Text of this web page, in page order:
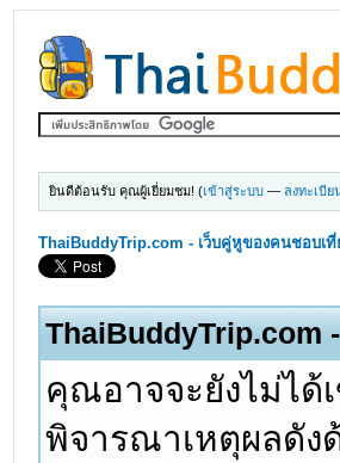
ยินดีต้อนรับ คุณผู้เยี่ยมชม! (เข้าสู่ระบบ — ลงทะเบีย
ThaiBuddyTrip.com - เว็บคู่หูของคนชอบเที่
ThaiBuddyTrip.com
คุณอาจจะยังไม่ได้
พิจารณาเหตุผลดัง